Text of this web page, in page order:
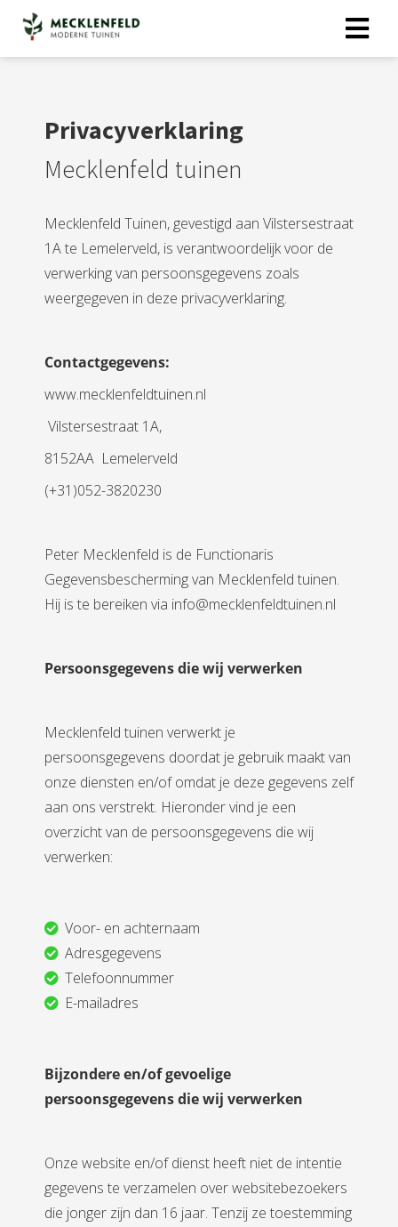
Privacyverklaring
Mecklenfeld tuinen
Mecklenfeld Tuinen, gevestigd aan Vilstersestraat
1A te Lemelerveld, is verantwoordelijk voor de
verwerking van persoonsgegevens zoals
weergegeven in deze privacyverklaring.
Contactgegevens:
www.mecklenfeldtuinen.nl
Vilstersestraat 1A,
8152AA Lemelerveld
(+31)052-3820230
Peter Mecklenfeld is de Functionaris
Gegevensbescherming van Mecklenfeld tuinen.
Hij is te bereiken via info@mecklenfeldtuinen.nl
Persoonsgegevens die wij verwerken
Mecklenfeld tuinen verwerkt je
persoonsgegevens doordat je gebruik maakt van
onze diensten en/of omdat je deze gegevens zelf
aan ons verstrekt. Hieronder vind je een
overzicht van de persoonsgegevens die wij
verwerken:
Voor- en achternaam
Adresgegevens
Telefoonnummer
E-mailadres
Bijzondere en/of gevoelige
persoonsgegevens die wij verwerken
Onze website en/of dienst heeft niet de intentie
gegevens te verzamelen over websitebezoekers
die jonger zijn dan 16 jaar. Tenzij ze toestemming